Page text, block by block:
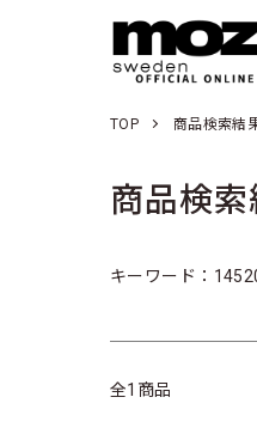
TOP 商品検索結
商品検
キーワード：
全1商品